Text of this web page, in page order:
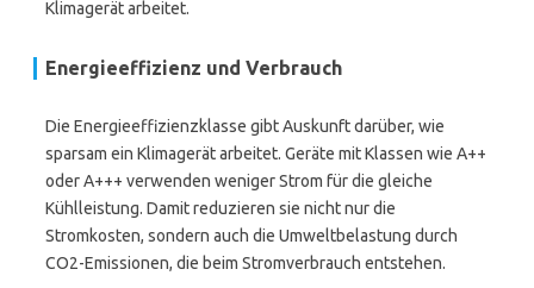
Klimagerät arbeitet.
Energieeffizienz und Verbrauch
Die Energieeffizienzklasse gibt Auskunft darüber, wie
sparsam ein Klimagerät arbeitet. Geräte mit Klassen wie A++
oder A+++ verwenden weniger Strom für die gleiche
Kühlleistung. Damit reduzieren sie nicht nur die
Stromkosten, sondern auch die Umweltbelastung durch
CO2-Emissionen, die beim Stromverbrauch entstehen.